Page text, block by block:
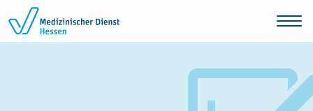
Zum Inhalt springen